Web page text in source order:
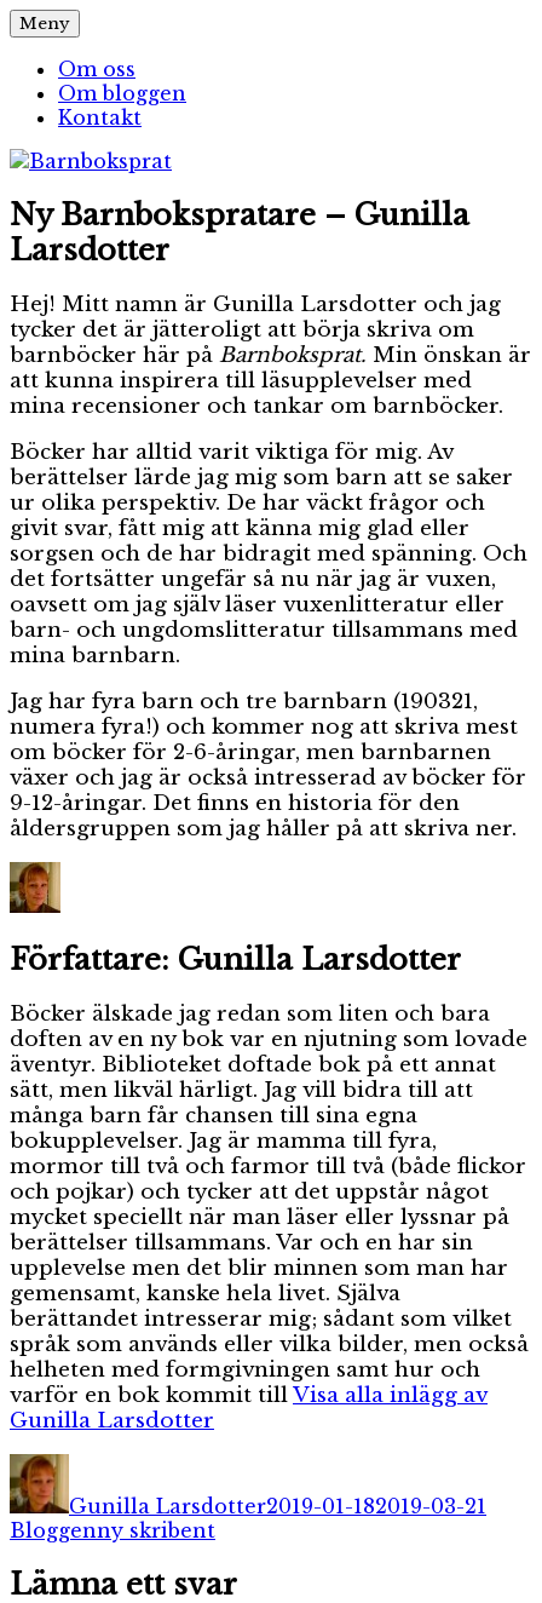
Hoppa
till
innehåll
Barnboksprat
– en blogg om barnböcker
Meny
Om oss
Om bloggen
Kontakt
Ny Barnbokspratare – Gunilla
Larsdotter
Hej! Mitt namn är Gunilla Larsdotter och jag
tycker det är jätteroligt att börja skriva om
barnböcker här på Barnboksprat. Min önskan är
att kunna inspirera till läsupplevelser med
mina recensioner och tankar om barnböcker.
Böcker har alltid varit viktiga för mig. Av
berättelser lärde jag mig som barn att se saker
ur olika perspektiv. De har väckt frågor och
givit svar, fått mig att känna mig glad eller
sorgsen och de har bidragit med spänning. Och
det fortsätter ungefär så nu när jag är vuxen,
oavsett om jag själv läser vuxenlitteratur eller
barn- och ungdomslitteratur tillsammans med
mina barnbarn.
Jag har fyra barn och tre barnbarn (190321,
numera fyra!) och kommer nog att skriva mest
om böcker för 2-6-åringar, men barnbarnen
växer och jag är också intresserad av böcker för
9-12-åringar. Det finns en historia för den
åldersgruppen som jag håller på att skriva ner.
Författare: Gunilla Larsdotter
Böcker älskade jag redan som liten och bara
doften av en ny bok var en njutning som lovade
äventyr. Biblioteket doftade bok på ett annat
sätt, men likväl härligt. Jag vill bidra till att
många barn får chansen till sina egna
bokupplevelser. Jag är mamma till fyra,
mormor till två och farmor till två (både flickor
och pojkar) och tycker att det uppstår något
mycket speciellt när man läser eller lyssnar på
berättelser tillsammans. Var och en har sin
upplevelse men det blir minnen som man har
gemensamt, kanske hela livet. Själva
berättandet intresserar mig; sådant som vilket
språk som används eller vilka bilder, men också
helheten med formgivningen samt hur och
varför en bok kommit tillVisa alla inlägg av
Gunilla Larsdotter
Gunilla Larsdotter2019-01-182019-03-21
BloggenEtiketter
ny skribent
Lämna ett svar